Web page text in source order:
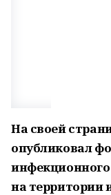
На своей
опубликовал
на территории